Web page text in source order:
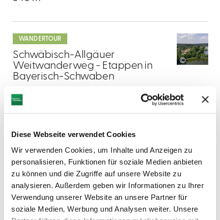
Diese Webseite verwendet Cookies
Wir verwenden Cookies, um Inhalte und Anzeigen zu
personalisieren, Funktionen für soziale Medien anbieten
zu können und die Zugriffe auf unsere Website zu
analysieren. Außerdem geben wir Informationen zu Ihrer
Verwendung unserer Website an unsere Partner für
soziale Medien, Werbung und Analysen weiter. Unsere
WANDERTOUR
2
Schwäbisch-Allgäuer
Weitwanderweg - Etappen in
Bayerisch-Schwaben
©
großen Wälder der Stauden von Norden bis
46,4 km 12:19 h
AUFSTIEG
587 m
SCHWIERIGKEIT
-
dazu
WANDERTOUR
Von Thannhausen zur
mehr
dazu